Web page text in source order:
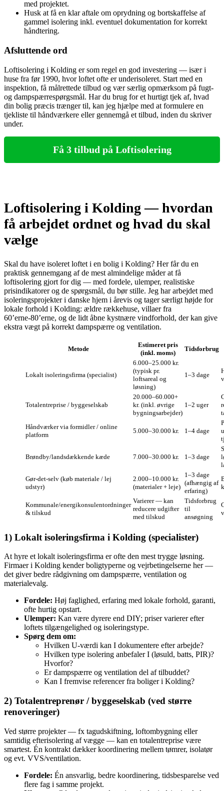
med projektet.
Husk at få en klar aftale om oprydning og bortskaffelse af
gammel isolering inkl. eventuel dokumentation for korrekt
håndtering.
Afsluttende ord
Loftisolering i Kolding er som regel en god investering — især i
huse fra før 1990, hvor loftet ofte er underisoleret. Start med en
inspektion, få målrettede tilbud og vær særlig opmærksom på fugt-
og dampspærrespørgsmål. Har du brug for et hurtigt tjek af, hvad
din bolig præcis trænger til, kan jeg hjælpe med at formulere en
tjekliste til håndværkere eller gennemgå et tilbud, inden du skriver
under.
Få 3 tilbud på Loftisolering
Loftisolering i Kolding — hvordan
få arbejdet ordnet og hvad du skal
vælge
Skal du have isoleret loftet i en bolig i Kolding? Her får du en
praktisk gennemgang af de mest almindelige måder at få
loftisolering gjort for dig — med fordele, ulemper, realistiske
prisindikatorer og de spørgsmål, du bør stille. Jeg har arbejdet med
isoleringsprojekter i danske hjem i årevis og tager særligt højde for
lokale forhold i Kolding: ældre rækkehuse, villaer fra
60’erne‑80’erne, og de lidt åbne kystnære vindforhold, der kan give
ekstra vægt på korrekt dampspærre og ventilation.
Metode
Estimeret pris
(inkl. moms)
Tidsforbrug
Lokalt isoleringsfirma (specialist)
6.000–25.000 kr.
(typisk pr.
loftsareal og
løsning)
1–3 dage
Totalentreprise / byggeselskab
20.000–60.000+
kr. (inkl. øvrige
bygningsarbejder)
1–2 uger
Håndværker via formidler / online
platform
5.000–30.000 kr. 1–4 dage
Brøndby/landsdækkende kæde 7.000–30.000 kr. 1–3 dage
Gør‑det‑selv (køb materiale / lej
udstyr)
2.000–10.000 kr.
(materialer + leje)
1–3 dage
(afhængig af
erfaring)
Kommunale/energikonsulentordninger
& tilskud
Varierer — kan
reducere udgifter
med tilskud
Tidsforbrug
til
ansøgning
1) Lokalt isoleringsfirma i Kolding (specialister)
At hyre et lokalt isoleringsfirma er ofte den mest trygge løsning.
Firmaer i Kolding kender boligtyperne og vejrbetingelserne her —
det giver bedre rådgivning om dampspærre, ventilation og
materialevalg.
Fordele: Høj faglighed, erfaring med lokale forhold, garanti,
ofte hurtig opstart.
Ulemper: Kan være dyrere end DIY; priser varierer efter
loftets tilgængelighed og isoleringstype.
Spørg dem om:
Hvilken U‑værdi kan I dokumentere efter arbejde?
Hvilken type isolering anbefaler I (løsuld, batts, PIR)?
Hvorfor?
Er dampspærre og ventilation del af tilbuddet?
Kan I fremvise referencer fra boliger i Kolding?
2) Totalentreprenør / byggeselskab (ved større
renoveringer)
Ved større projekter — fx tagudskiftning, loftombygning eller
samtidig efterisolering af vægge — kan en totalentreprise være
smartest. Én kontrakt dækker koordinering mellem tømrer, isolatør
og evt. VVS/ventilation.
Fordele: Én ansvarlig, bedre koordinering, tidsbesparelse ved
flere fag i samme projekt.